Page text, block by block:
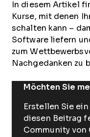
In diesem Artikel
Kurse, mit denen
schalten kann –
Software liefern
zum
Nachgedanken zu
Möchten Sie
Erstellen Sie
diesen Beitrag
Community von